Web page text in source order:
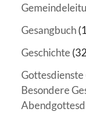
Gesangbuch
Geschichte
Gottesdienste
Besondere